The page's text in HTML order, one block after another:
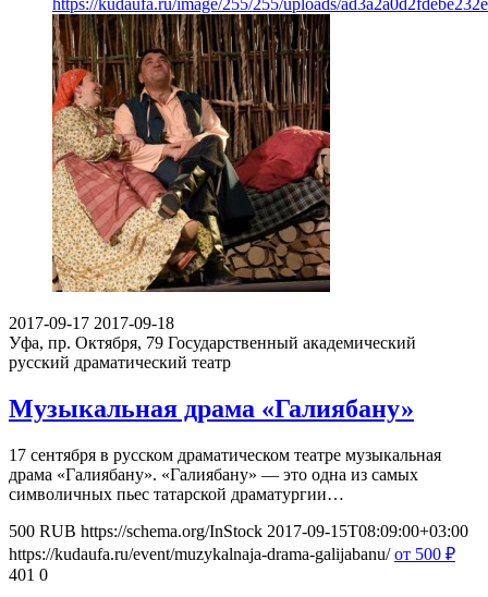
https://kudaufa.ru/image/255/255/uploads/
2017-09-17 2017-09-18
Уфа, пр. Октября, 79 Государственный академический
русский драматический театр
Музыкальная драма «Галиябану»
17 сентября в русском драматическом театре музыкальная
драма «Галиябану». «Галиябану» — это одна из самых
символичных пьес татарской драматургии…
500 RUB https://schema.org/InStock 2017-09-15T08:09:00+03:00
https://kudaufa.ru/event/muzykalnaja-drama-galijabanu/ от 500 ₽
401 0